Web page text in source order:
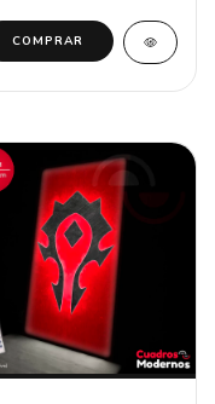
COMPRAR